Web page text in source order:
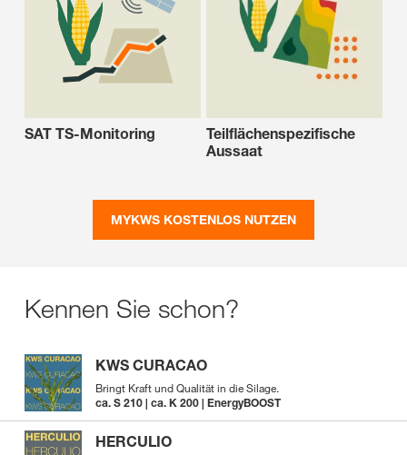
SAT TS-Monitoring
Teilflächenspezifische
Aussaat
MYKWS KOSTENLOS NUTZEN
Kennen Sie schon?
KWS CURACAO
Bringt Kraft und Qualität in die Silage.
ca. S 210 | ca. K 200 | EnergyBOOST
HERCULIO